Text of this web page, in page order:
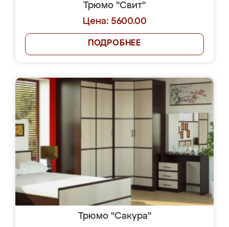
Трюмо "Свит"
Цена: 5600.00
ПОДРОБНЕЕ
Трюмо "Сакура"